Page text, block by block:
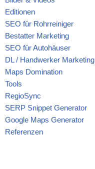
Editionen
SEO für Rohrreiniger
Bestatter Marketing
SEO für Autohäuser
DL / Handwerker Marketing
Maps Domination
Tools
RegioSync
SERP Snippet Generator
Google Maps Generator
Referenzen